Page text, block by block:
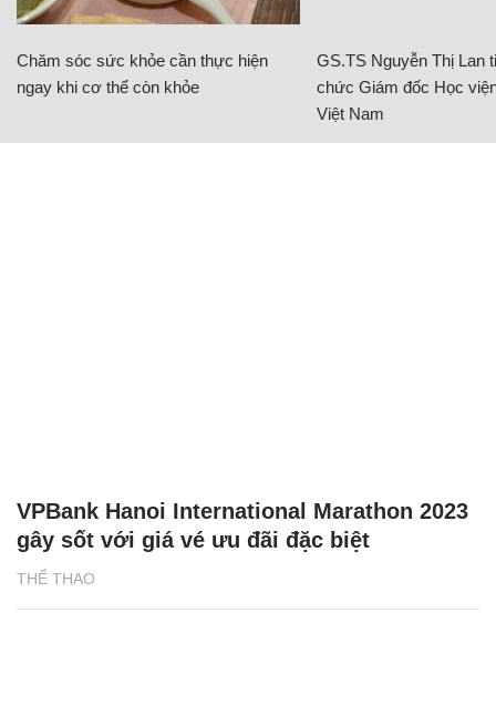
Chăm sóc sức khỏe cần thực hiện
ngay khi cơ thể còn khỏe
GS.TS Nguyễn Thị Lan
chức Giám đốc Học
Việt Nam
THỂ THAO
VPBank Hanoi International Marathon 2023
gây sốt với giá vé ưu đãi đặc biệt